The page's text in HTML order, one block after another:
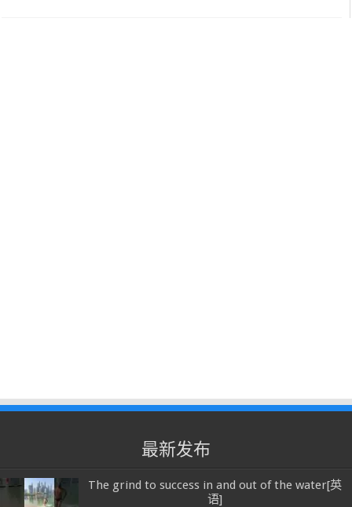
最新发布
The grind to success in and out of the water[英
语]